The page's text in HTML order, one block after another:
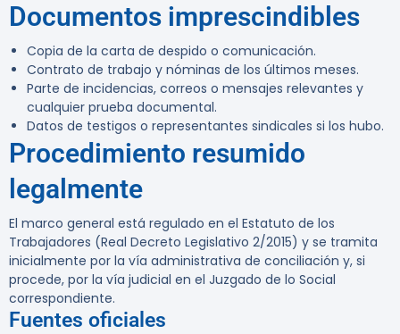
Documentos imprescindibles
Copia de la carta de despido o comunicación.
Contrato de trabajo y nóminas de los últimos meses.
Parte de incidencias, correos o mensajes relevantes y
cualquier prueba documental.
Datos de testigos o representantes sindicales si los hubo.
Procedimiento resumido
legalmente
El marco general está regulado en el Estatuto de los
Trabajadores (Real Decreto Legislativo 2/2015) y se tramita
inicialmente por la vía administrativa de conciliación y, si
procede, por la vía judicial en el Juzgado de lo Social
correspondiente.
Fuentes oficiales